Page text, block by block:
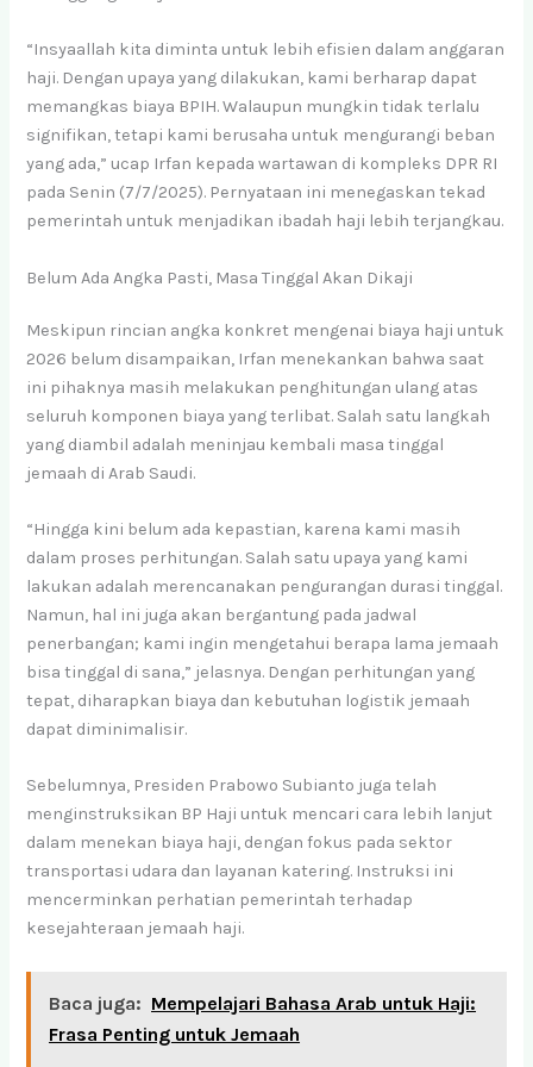
“Insyaallah kita diminta untuk lebih efisien dalam anggaran
haji. Dengan upaya yang dilakukan, kami berharap dapat
memangkas biaya BPIH. Walaupun mungkin tidak terlalu
signifikan, tetapi kami berusaha untuk mengurangi beban
yang ada,” ucap Irfan kepada wartawan di kompleks DPR RI
pada Senin (7/7/2025). Pernyataan ini menegaskan tekad
pemerintah untuk menjadikan ibadah haji lebih terjangkau.
Belum Ada Angka Pasti, Masa Tinggal Akan Dikaji
Meskipun rincian angka konkret mengenai biaya haji untuk
2026 belum disampaikan, Irfan menekankan bahwa saat
ini pihaknya masih melakukan penghitungan ulang atas
seluruh komponen biaya yang terlibat. Salah satu langkah
yang diambil adalah meninjau kembali masa tinggal
jemaah di Arab Saudi.
“Hingga kini belum ada kepastian, karena kami masih
dalam proses perhitungan. Salah satu upaya yang kami
lakukan adalah merencanakan pengurangan durasi tinggal.
Namun, hal ini juga akan bergantung pada jadwal
penerbangan; kami ingin mengetahui berapa lama jemaah
bisa tinggal di sana,” jelasnya. Dengan perhitungan yang
tepat, diharapkan biaya dan kebutuhan logistik jemaah
dapat diminimalisir.
Sebelumnya, Presiden Prabowo Subianto juga telah
menginstruksikan BP Haji untuk mencari cara lebih lanjut
dalam menekan biaya haji, dengan fokus pada sektor
transportasi udara dan layanan katering. Instruksi ini
mencerminkan perhatian pemerintah terhadap
kesejahteraan jemaah haji.
Baca juga: Mempelajari Bahasa Arab untuk Haji:
Frasa Penting untuk Jemaah